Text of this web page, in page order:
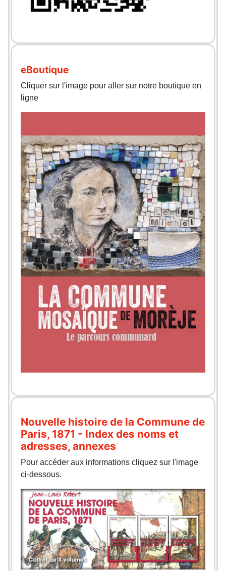
eBoutique
Cliquer sur l'image pour aller sur notre boutique en
ligne
Nouvelle histoire de la Commune de
Paris, 1871 - Index des noms et
adresses, annexes
Pour accéder aux informations cliquez sur l'image
ci-dessous.